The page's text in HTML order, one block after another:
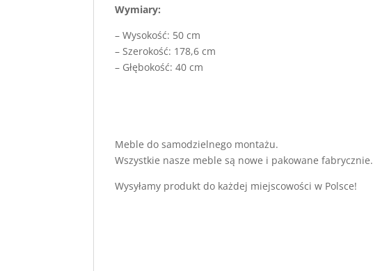
Wymiary:
– Wysokość: 50 cm
– Szerokość: 178,6 cm
– Głębokość: 40 cm
Meble do samodzielnego montażu.
Wszystkie nasze meble są nowe i pakowane fabrycznie.
Wysyłamy produkt do każdej miejscowości w Polsce!